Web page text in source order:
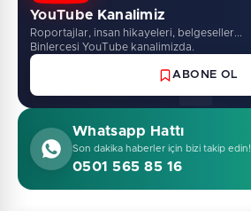
YouTube Kanalimiz
Roportajlar, insan hikayeleri, belgeseller...
Binlercesi YouTube kanalimizda.
ABONE OL
Whatsapp Hattı
Son dakika haberler için bizi takip edin!
0501 565 85 16